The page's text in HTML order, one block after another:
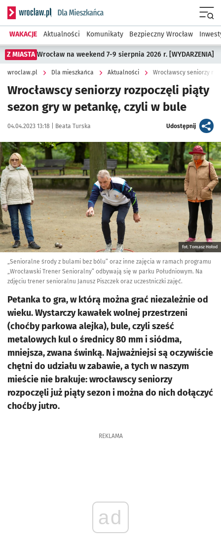
Serwis informacyjny wroclaw.pl podserwis: Dla mieszkańca
WAKACJE Aktualności Komunikaty Bezpieczny Wrocław
Z MIASTA Wrocław na weekend 7-9 sierpnia 2026 r. [WYDARZENIA]
wroclaw.pl Dla mieszkańca Aktualności Wrocławscy seniorzy
Wrocławscy seniorzy rozpoczęli piąty
sezon gry w petankę, czyli w bule
Data publikacji:
04.04.2023 13:18 | Autor:
Beata Turska Udostępnijartykuł
Kliknij, aby powiększyć
fot. Tomasz Hołod
„Senioralne środy z bulami bez bólu” oraz inne zajęcia w ramach programu
„Wrocławski Trener Senioralny” odbywają się w parku Południowym. Na
zdjęciu trener senioralnu Janusz Piszczek oraz uczestniczki zajęć.
Petanka to gra, w którą można grać niezależnie od
wieku. Wystarczy kawałek wolnej przestrzeni
(choćby parkowa alejka), bule, czyli sześć
metalowych kul o średnicy 80 mm i siódma,
mniejsza, zwana świnką. Najważniejsi są oczywiście
chętni do udziału w zabawie, a tych w naszym
mieście nie brakuje: wrocławscy seniorzy
rozpoczęli już piąty sezon i można do nich dołączyć
choćby jutro.
REKLAMA
ad